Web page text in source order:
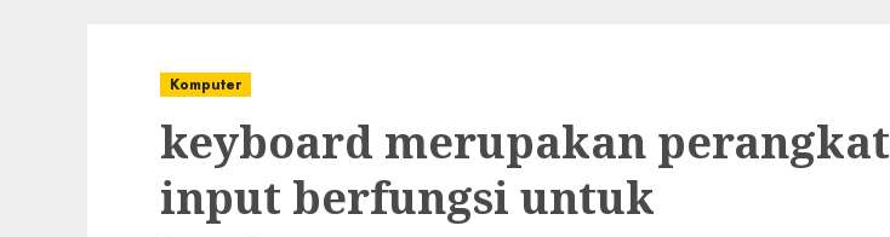
Komputer
keyboard merupakan perangkat
input berfungsi untuk